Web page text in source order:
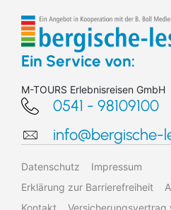
Reiseart
Bus
Eigenanreise
Schiff
Deutschland
Weltweit
Ein Service von:
M-TOURS Erlebnisreisen GmbH
0541 - 98109100
info@bergische-
Datenschutz
Impressum
Erklärung zur Barrierefreiheit